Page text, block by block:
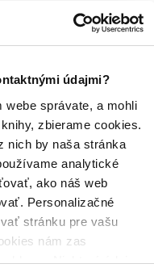
údajmi?
webe správate, a mohli
zbierame cookies.
nich by naša stránka
analytické
ako náš web
Personalizačné
stránku pre vašu
nám zas
Niektoré údaje